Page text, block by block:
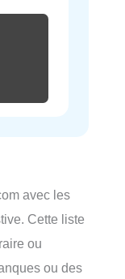
avec les
Cette liste
ou
ou des